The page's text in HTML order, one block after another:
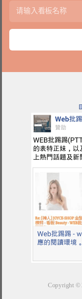
Copyright ©